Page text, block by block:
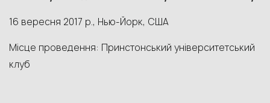
16 вересня 2017 р., Нью-Йорк, США
Місце проведення: Принстонський університетський
клуб